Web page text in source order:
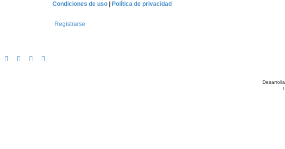
Condiciones de uso
Política de privacidad
Registrarse